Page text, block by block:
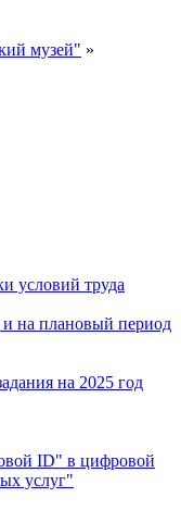
музей" »
условий труда
на плановый период
на 2025 год
ID" в цифровой
услуг"